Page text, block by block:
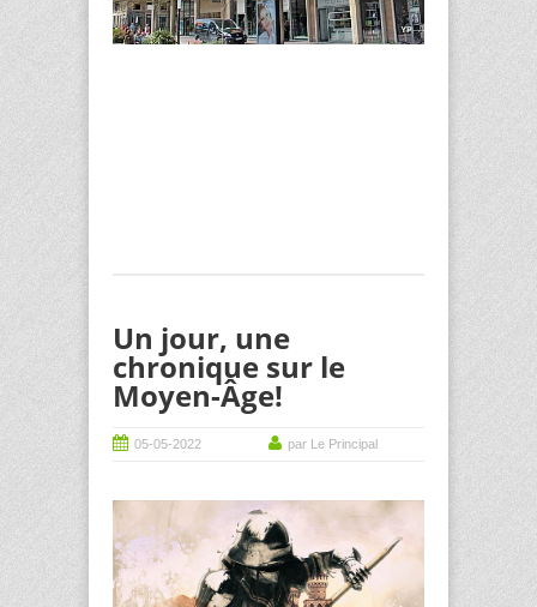
Un jour, une
chronique sur le
Moyen-Âge!
05-05-2022 par Le Principal